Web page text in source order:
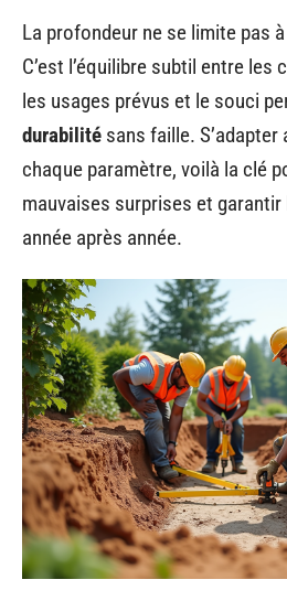
La profondeur ne se limite pas
C’est l’équilibre subtil entre
les usages prévus et le souci
durabilité sans faille.
chaque paramètre, voilà la clé
mauvaises surprises et
année après année.